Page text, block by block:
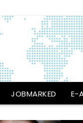
JOBMARKED E-